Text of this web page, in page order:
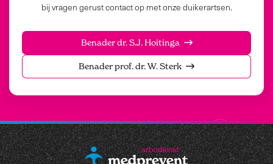
bij vragen gerust contact op met onze duikerartsen.
Benader dr. S.J. Hoitinga
Benader prof. dr. W. Sterk